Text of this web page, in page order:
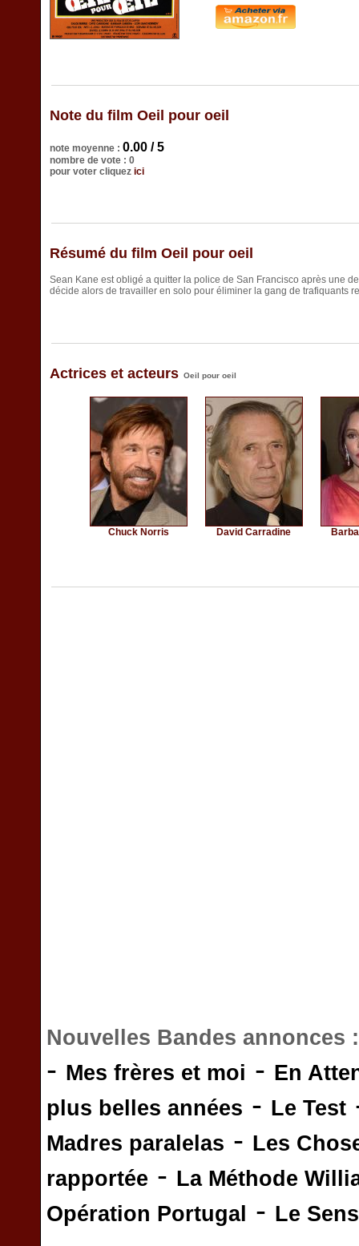
Note du film Oeil pour oeil
note moyenne : 0.00 / 5
nombre de vote : 0
pour voter cliquez ici
Résumé du film Oeil pour oeil
Sean Kane est obligé a quitter la police de San Francisco après une
décide alors de travailler en solo pour éliminer la gang de trafiquants
Actrices et acteurs Oeil pour oeil
Chuck Norris David Carradine
Nouvelles Bandes annonces
- Mes frères et moi - En
plus belles années - Le Test
Madres paralelas - Les
rapportée - La Méthode
Opération Portugal
- Le